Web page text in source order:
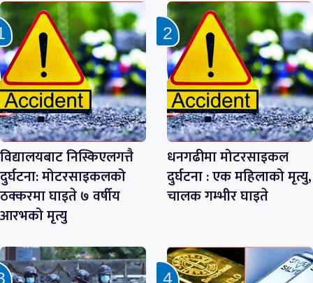
विद्यालयबाट निस्किएलगत्तै
दुर्घटना: मोटरसाइकलको
ठक्करमा घाइते ७ वर्षीय
आरभको मृत्यु
धनगढीमा मोटरसाइकल
दुर्घटना : एक महिलाको मृत्यु,
चालक गम्भीर घाइते